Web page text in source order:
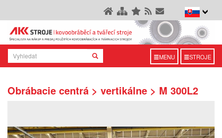
MENU STROJE
Obrábacie centrá > vertikálne > M 300L2